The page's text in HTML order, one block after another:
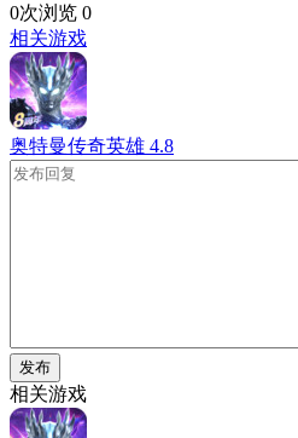
0次浏览 0
相关游戏
奥特曼传奇英雄 4.8
发布
相关游戏